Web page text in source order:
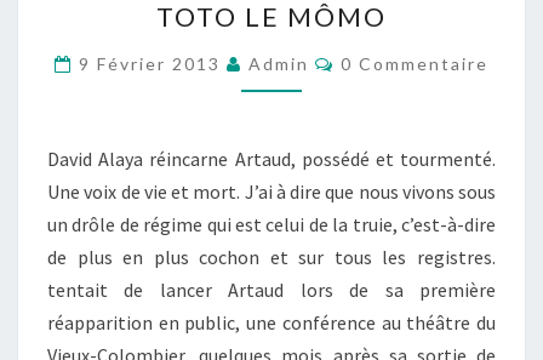
LE
MÔMO
TOTO LE MÔMO
9 Février 2013 Admin Commentaires
0 Commentaire
David Alaya réincarne Artaud, possédé et tourmenté.
Une voix de vie et mort. J’ai à dire que nous vivons sous
un drôle de régime qui est celui de la truie, c’est-à-dire
de plus en plus cochon et sur tous les registres.
tentait de lancer Artaud lors de sa première
réapparition en public, une conférence au théâtre du
Vieux-Colombier, quelques mois après sa sortie de